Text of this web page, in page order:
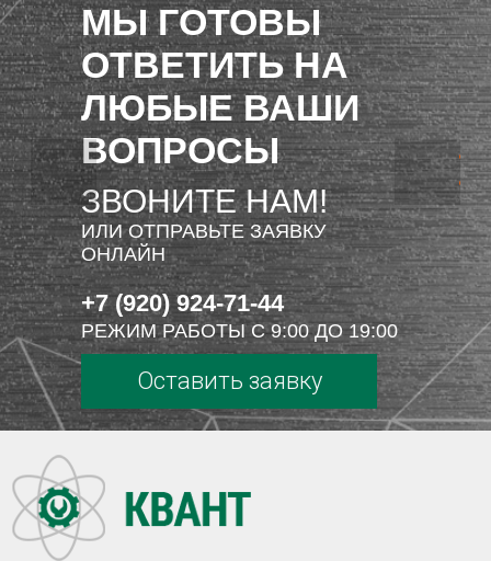
МЫ ГОТОВЫ
ОТВЕТИТЬ НА
ЛЮБЫЕ ВАШИ
ВОПРОСЫ
ЗВОНИТЕ НАМ!
ИЛИ ОТПРАВЬТЕ ЗАЯВКУ
ОНЛАЙН
+7 (920) 924-71-44
РЕЖИМ РАБОТЫ С 9:00 ДО 19:00
Оставить заявку